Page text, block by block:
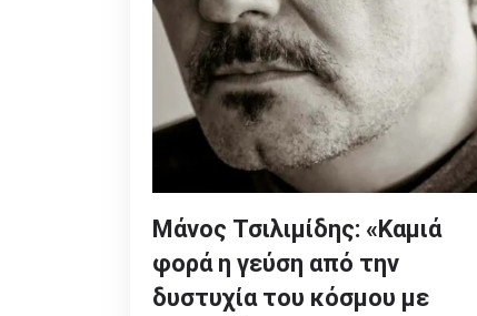
Μάνος Τσιλιμίδης: «Καμιά
φορά η γεύση από την
δυστυχία του κόσμου με